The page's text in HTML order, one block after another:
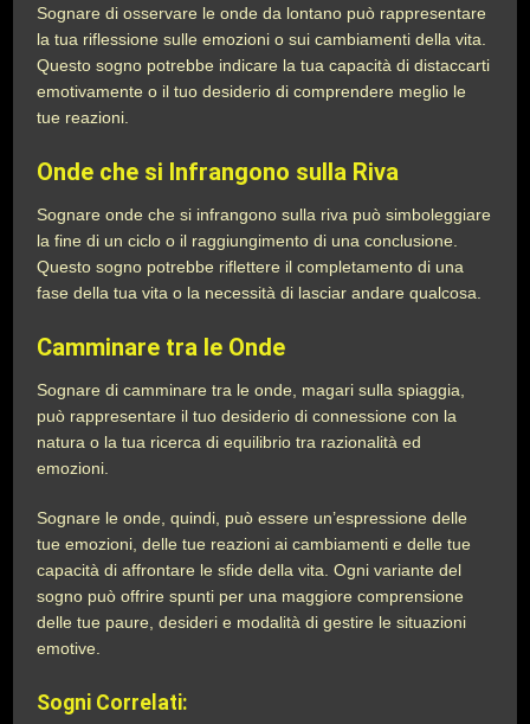
Sognare di osservare le onde da lontano può rappresentare
la tua riflessione sulle emozioni o sui cambiamenti della vita.
Questo sogno potrebbe indicare la tua capacità di distaccarti
emotivamente o il tuo desiderio di comprendere meglio le
tue reazioni.
Onde che si Infrangono sulla Riva
Sognare onde che si infrangono sulla riva può simboleggiare
la fine di un ciclo o il raggiungimento di una conclusione.
Questo sogno potrebbe riflettere il completamento di una
fase della tua vita o la necessità di lasciar andare qualcosa.
Camminare tra le Onde
Sognare di camminare tra le onde, magari sulla spiaggia,
può rappresentare il tuo desiderio di connessione con la
natura o la tua ricerca di equilibrio tra razionalità ed
emozioni.
Sognare le onde, quindi, può essere un’espressione delle
tue emozioni, delle tue reazioni ai cambiamenti e delle tue
capacità di affrontare le sfide della vita. Ogni variante del
sogno può offrire spunti per una maggiore comprensione
delle tue paure, desideri e modalità di gestire le situazioni
emotive.
Sogni Correlati: